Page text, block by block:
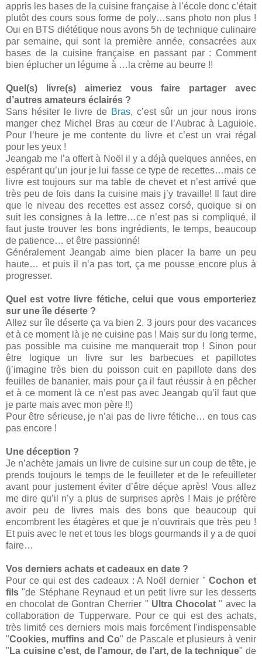
appris les bases de la cuisine française à l’école donc c’était
plutôt des cours sous forme de poly…sans photo non plus !
Oui en BTS diététique nous avons 5h de technique culinaire
par semaine, qui sont la première année, consacrées aux
bases de la cuisine française en passant par : Comment
bien éplucher un légume à …la crème au beurre !!
Quel(s) livre(s) aimeriez vous faire partager avec
d’autres amateurs éclairés ?
Sans hésiter le livre de Bras, c’est sûr un jour nous irons
manger chez Michel Bras au cœur de l’Aubrac à Laguiole.
Pour l’heure je me contente du livre et c’est un vrai régal
pour les yeux !
Jeangab me l’a offert à Noël il y a déjà quelques années, en
espérant qu’un jour je lui fasse ce type de recettes…mais ce
livre est toujours sur ma table de chevet et n’est arrivé que
très peu de fois dans la cuisine mais j’y travaille! Il faut dire
que le niveau des recettes est assez corsé, quoique si on
suit les consignes à la lettre…ce n’est pas si compliqué, il
faut juste trouver les bons ingrédients, le temps, beaucoup
de patience… et être passionné!
Généralement Jeangab aime bien placer la barre un peu
haute… et puis il n’a pas tort, ça me pousse encore plus à
progresser.
Quel est votre livre fétiche, celui que vous emporteriez
sur une île déserte ?
Allez sur île déserte ça va bien 2, 3 jours pour des vacances
et à ce moment là je ne cuisine pas ! Mais sur du long terme,
pas possible ma cuisine me manquerait trop ! Sinon pour
être logique un livre sur les barbecues et papillotes
(j’imagine très bien du poisson cuit en papillote dans des
feuilles de bananier, mais pour ça il faut réussir à en pêcher
et à ce moment là ce n’est pas avec Jeangab qu’il faut que
je parte mais avec mon père !!)
Pour être sérieuse, je n’ai pas de livre fétiche… en tous cas
pas encore !
Une déception ?
Je n’achète jamais un livre de cuisine sur un coup de tête, je
prends toujours le temps de le feuilleter et de le refeuilleter
avant pour justement éviter d’être déçue après! Vous allez
me dire qu’il n’y a plus de surprises après ! Mais je préfère
avoir peu de livres mais des bons que beaucoup qui
encombrent les étagères et que je n’ouvrirais que très peu !
Et puis avec le net et tous les blogs gourmands il y a de quoi
faire…
Vos derniers achats et cadeaux en date ?
Pour ce qui est des cadeaux : A Noël dernier "Cochon et
fils"de Stéphane Reynaud et un petit livre sur les desserts
en chocolat de Gontran Cherrier " Ultra Chocolat " avec la
collaboration de Tupperware. Pour ce qui est des achats,
très limité ces derniers mois mais forcément l'indispensable
"Cookies, muffins and Co" de Pascale et plusieurs à venir
" La cuisine c’est, de l’amour, de l’art, de la technique" de